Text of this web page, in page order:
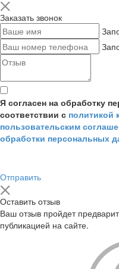
Заказать звонок
Я согласен на обработку
соответствии с политикой
пользовательским
обработки персональных
Отправить
Оставить отзыв
Ваш отзыв пройдет
публикацией на сайте.